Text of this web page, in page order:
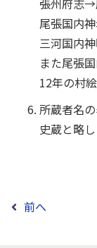
張州府志
尾張国内
三河国内
また尾張
12年の村
所蔵者名
史蔵と略し
前へ